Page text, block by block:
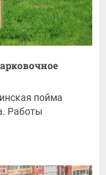
пойма
Работы